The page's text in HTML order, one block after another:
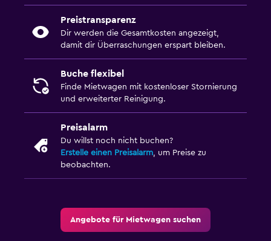
Preistransparenz
Dir werden die Gesamtkosten angezeigt,
damit dir Überraschungen erspart bleiben.
Buche flexibel
Finde Mietwagen mit kostenloser Stornierung
und erweiterter Reinigung.
Preisalarm
Du willst noch nicht buchen?
Erstelle einen Preisalarm, um Preise zu
beobachten.
Angebote für Mietwagen suchen